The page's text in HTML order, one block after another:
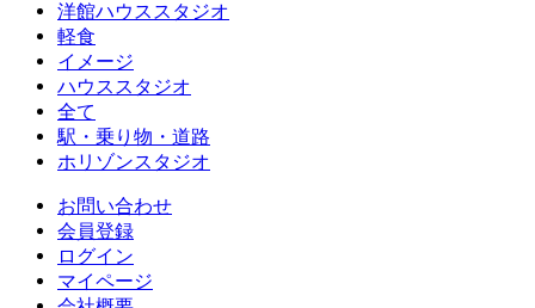
洋館ハウススタジオ
軽食
イメージ
ハウススタジオ
全て
駅・乗り物・道路
ホリゾンスタジオ
お問い合わせ
会員登録
ログイン
マイページ